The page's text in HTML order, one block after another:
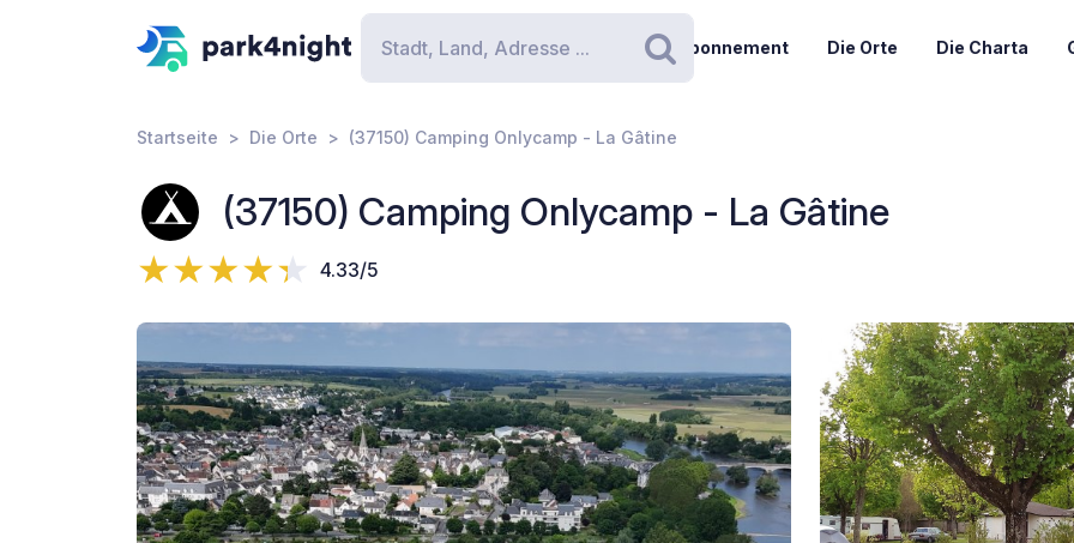
Suchen
Abonnement Die Orte Die Charta
Startseite Die Orte (37150) Camping Onlycamp - La Gâtine
(37150) Camping Onlycamp - La Gâtine
4.33/5